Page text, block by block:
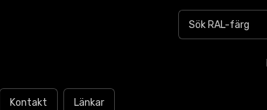
Kontakt Länkar